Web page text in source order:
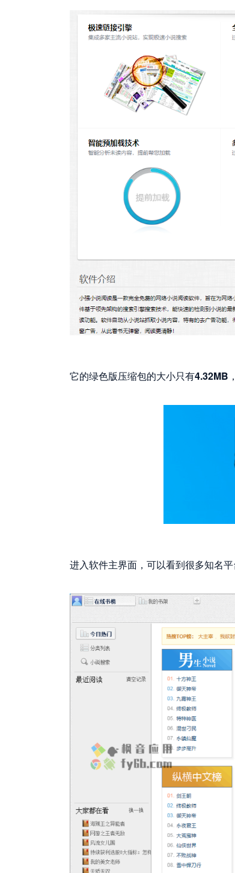
它的绿色版压缩包的大小只有4.32MB
进入软件主界面，可以看到很多知名